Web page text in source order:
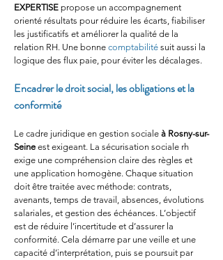
EXPERTISE propose un accompagnement
orienté résultats pour réduire les écarts, fiabiliser
les justificatifs et améliorer la qualité de la
relation RH. Une bonne comptabilité suit aussi la
logique des flux paie, pour éviter les décalages.
Encadrer le droit social, les obligations et la
conformité
Le cadre juridique en gestion sociale à Rosny-sur-
Seine est exigeant. La sécurisation sociale rh
exige une compréhension claire des règles et
une application homogène. Chaque situation
doit être traitée avec méthode: contrats,
avenants, temps de travail, absences, évolutions
salariales, et gestion des échéances. L’objectif
est de réduire l’incertitude et d’assurer la
conformité. Cela démarre par une veille et une
capacité d’interprétation, puis se poursuit par